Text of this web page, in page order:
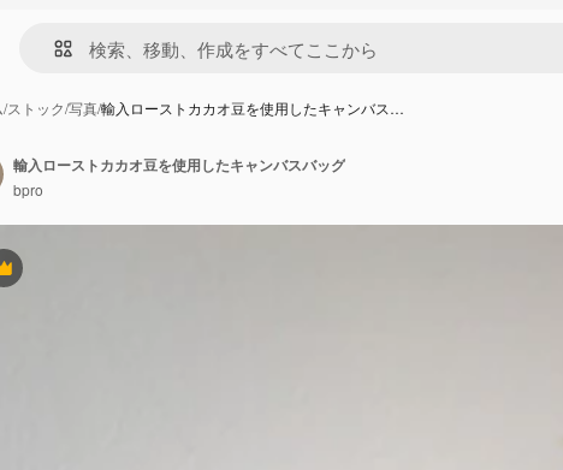
/ストック/写真/輸入ローストカカオ豆を使用したキャンバス…
Premium
輸入ローストカカオ豆を使用したキャンバスバッグ
bpro